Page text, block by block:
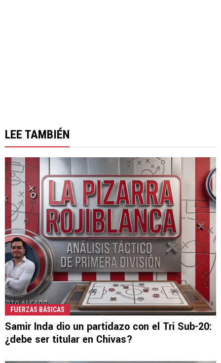
LEE TAMBIÉN
FUERZAS BÁSICAS
Samir Inda dio un partidazo con el Tri Sub-20:
¿debe ser titular en Chivas?